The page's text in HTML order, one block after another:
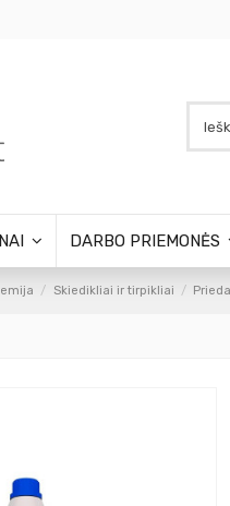
DARBO PRIEMONĖS
Skiedikliai ir tirpikliai